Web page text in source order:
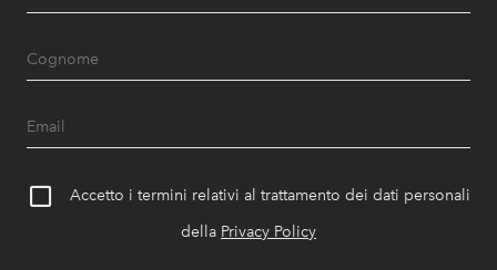
Accetto i termini relativi al trattamento dei dati personali
della Privacy Policy